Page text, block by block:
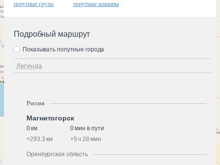
попутные грузы попутные машины
Подробный маршрут
Легенда
Показывать попутные города
Россия
Магнитогорск
0 км
0 мин в пути
+293.3 км +5 ч 28 мин
Оренбургская область